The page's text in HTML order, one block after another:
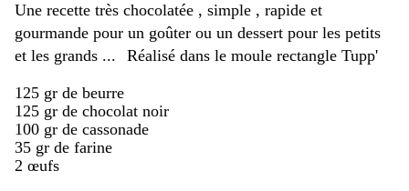
Une recette très chocolatée , simple , rapide et
gourmande pour un goûter ou un dessert pour les petits
et les grands ...
Réalisé dans le moule rectangle Tupp'
125 gr de beurre
125 gr de chocolat noir
100 gr de cassonade
35 gr de farine
2 œufs